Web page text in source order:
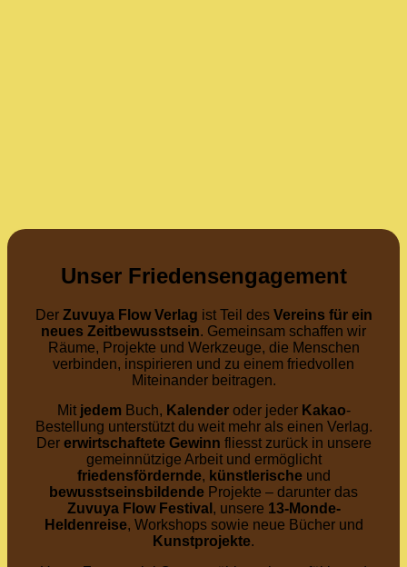
Unser Friedensengagement
Der Zuvuya Flow Verlag ist Teil des Vereins für ein
neues Zeitbewusstsein. Gemeinsam schaffen wir
Räume, Projekte und Werkzeuge, die Menschen
verbinden, inspirieren und zu einem friedvollen
Miteinander beitragen.
Mit jedem Buch, Kalenderoder jeder Kakao-
Bestellung unterstützt du weit mehr als einen Verlag.
Der erwirtschaftete Gewinn fliesst zurück in unsere
gemeinnützige Arbeit und ermöglicht
friedensfördernde, künstlerischeund
bewusstseinsbildende Projekte – darunter das
Zuvuya Flow Festival , unsere 13-Monde-
Heldenreise, Workshops sowie neue Bücher und
Kunstprojekte.